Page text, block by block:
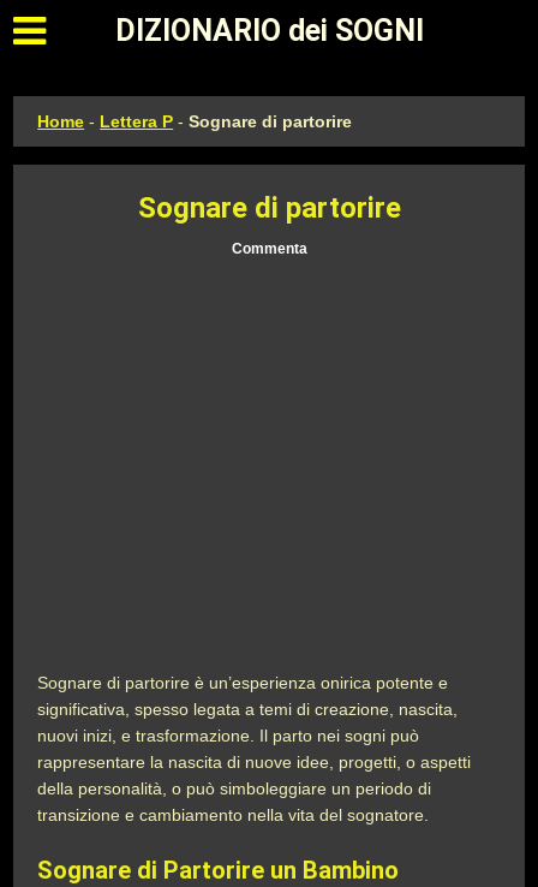
Apri il menu principale
DIZIONARIO dei SOGNI
Home - Lettera P -Sognare di partorire
Sognare di partorire
Commenta
Sognare di partorire è un’esperienza onirica potente e
significativa, spesso legata a temi di creazione, nascita,
nuovi inizi, e trasformazione. Il parto nei sogni può
rappresentare la nascita di nuove idee, progetti, o aspetti
della personalità, o può simboleggiare un periodo di
transizione e cambiamento nella vita del sognatore.
Sognare di Partorire un Bambino